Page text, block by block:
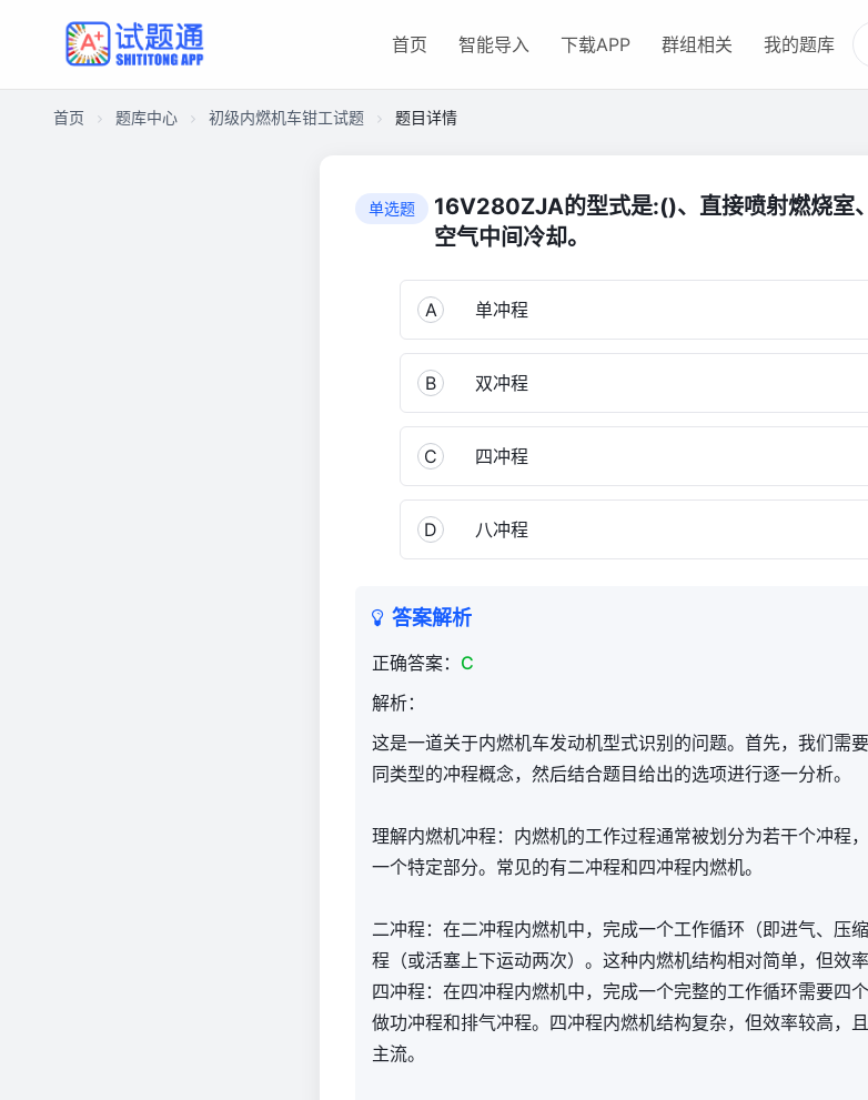
首页 智能导入 下载APP 群组相关 我的题库
首页 题库中心 初级内燃机车钳工试题 题目详情
单选题
16V280ZJA的型式是:()、直接喷射燃烧室
空气中间冷却。
A 单冲程
B 双冲程
C 四冲程
D 八冲程
答案解析
正确答案： C
解析：
这是一道关于内燃机车发动机型式识别的问题。首先，我们需
同类型的冲程概念，然后结合题目给出的选项进行逐一分析。
理解内燃机冲程：内燃机的工作过程通常被划分为若干个冲程
一个特定部分。常见的有二冲程和四冲程内燃机。
二冲程：在二冲程内燃机中，完成一个工作循环（即进气、压
程（或活塞上下运动两次）。这种内燃机结构相对简单，但效率
四冲程：在四冲程内燃机中，完成一个完整的工作循环需要四
做功冲程和排气冲程。四冲程内燃机结构复杂，但效率较高，
主流。